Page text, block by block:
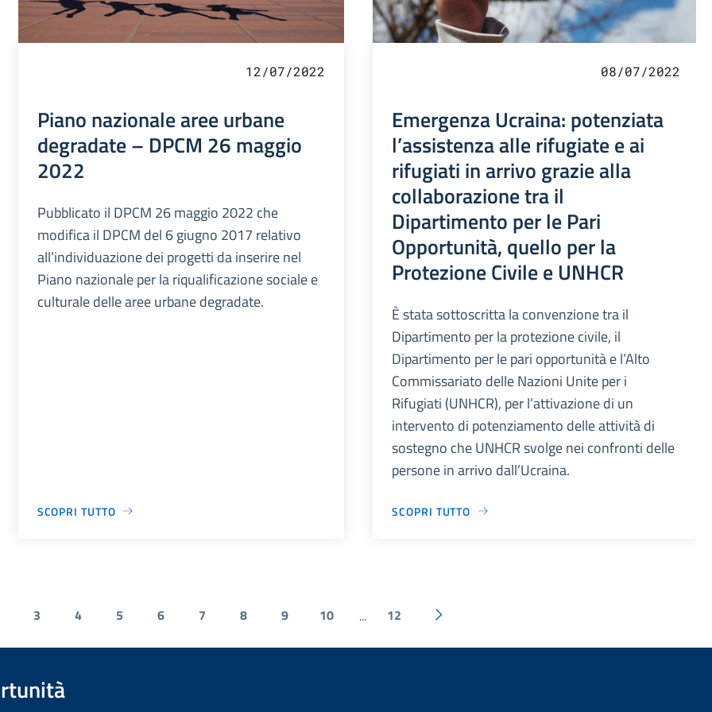
12/07/2022
Piano nazionale aree urbane
degradate – DPCM 26 maggio
2022
Pubblicato il DPCM 26 maggio 2022 che
modifica il DPCM del 6 giugno 2017 relativo
all’individuazione dei progetti da inserire nel
Piano nazionale per la riqualificazione sociale e
culturale delle aree urbane degradate.
SCOPRI TUTTO
08/07/2022
Emergenza Ucraina: potenziata
l’assistenza alle rifugiate e ai
rifugiati in arrivo grazie alla
collaborazione tra il
Dipartimento per le Pari
Opportunità, quello per la
Protezione Civile e UNHCR
È stata sottoscritta la convenzione tra il
Dipartimento per la protezione civile, il
Dipartimento per le pari opportunità e l’Alto
Commissariato delle Nazioni Unite per i
Rifugiati (UNHCR), per l’attivazione di un
intervento di potenziamento delle attività di
sostegno che UNHCR svolge nei confronti delle
persone in arrivo dall’Ucraina.
SCOPRI TUTTO
3 4 5 6 7 8 9 10 ... 12